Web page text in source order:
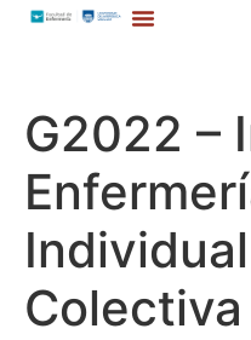
G2022 –
Colectiva